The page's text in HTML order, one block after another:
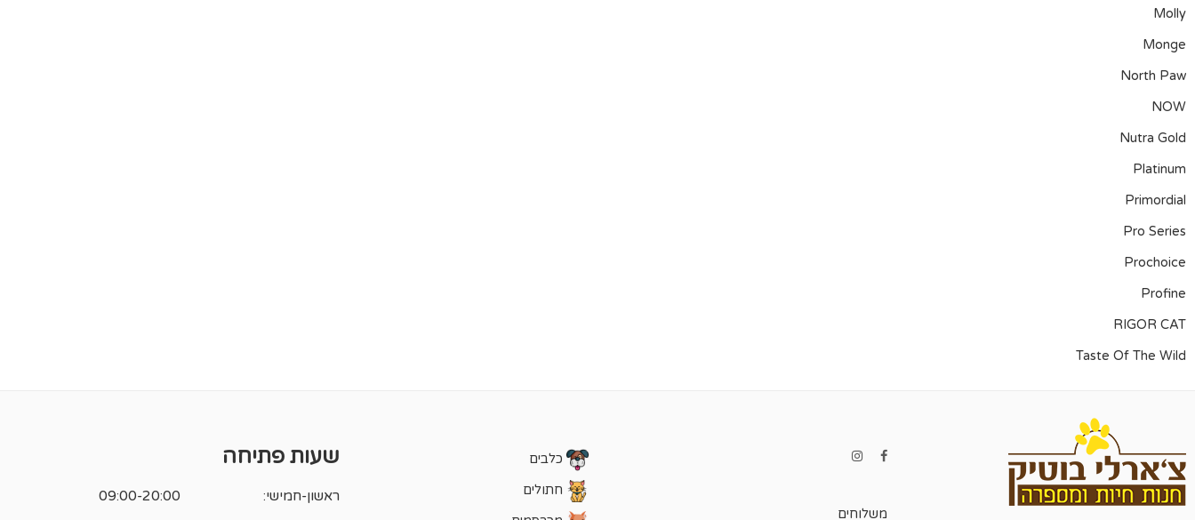
Molly
Monge
North Paw
NOW
Nutra Gold
Platinum
Primordial
Pro Series
Prochoice
Profine
RIGOR CAT
Taste Of The Wild
משלוחים
כלבים
חתולים
שעות פתיחה
ראשון-חמישי: 09:00-20:00